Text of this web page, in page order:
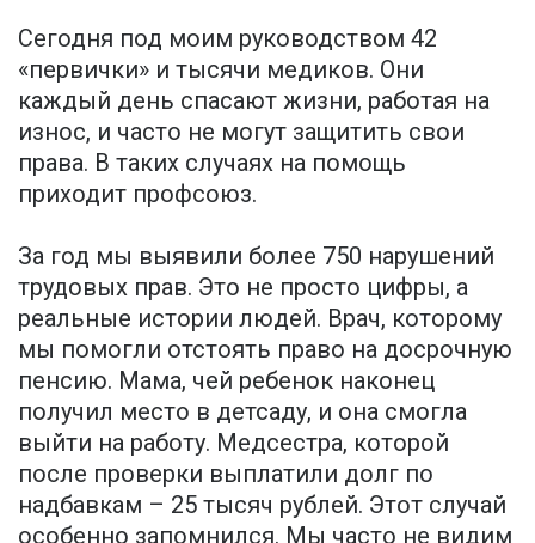
Сегодня под моим руководством 42
«первички» и тысячи медиков. Они
каждый день спасают жизни, работая на
износ, и часто не могут защитить свои
права. В таких случаях на помощь
приходит профсоюз.
За год мы выявили более 750 нарушений
трудовых прав. Это не просто цифры, а
реальные истории людей. Врач, которому
мы помогли отстоять право на досрочную
пенсию. Мама, чей ребенок наконец
получил место в детсаду, и она смогла
выйти на работу. Медсестра, которой
после проверки выплатили долг по
надбавкам – 25 тысяч рублей. Этот случай
особенно запомнился. Мы часто не видим